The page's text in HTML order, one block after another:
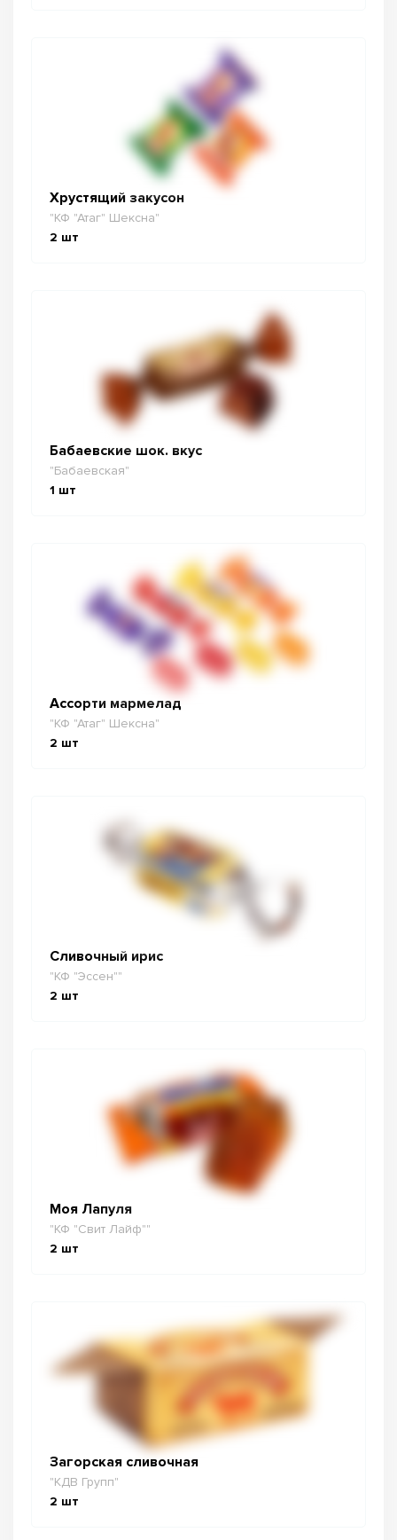
Хрустящий закусон
"КФ "Атаг" Шексна"
2 шт
Бабаевские шок. вкус
"Бабаевская"
1 шт
Ассорти мармелад
"КФ "Атаг" Шексна"
2 шт
Сливочный ирис
"КФ "Эссен""
2 шт
Моя Лапуля
"КФ "Свит Лайф""
2 шт
Загорская сливочная
"КДВ Групп"
2 шт